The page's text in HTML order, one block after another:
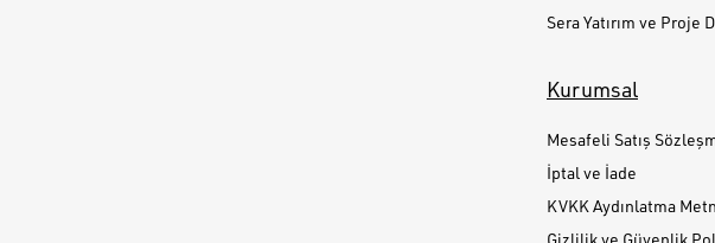
Sera Yatırım ve Proje
Kurumsal
Mesafeli Satış
İptal ve İade
KVKK Aydınlatma
Gizlilik ve Güvenlik